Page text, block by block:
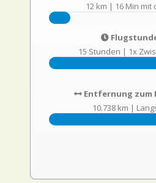
12 km | 16 Min mit
15 Stunden | 1x
Entfernung zum
10.738 km |